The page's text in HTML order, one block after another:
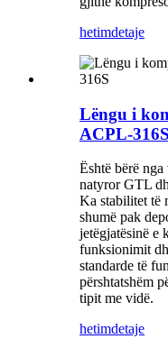
hetimdetaje
Lëngu i
ACPL-316S
Është bërë
natyror GTL
Ka stabilitet të
shumë pak
jetëgjatësinë e
funksionimit
standarde të
përshtatshëm
tipit me vidë.
hetimdetaje